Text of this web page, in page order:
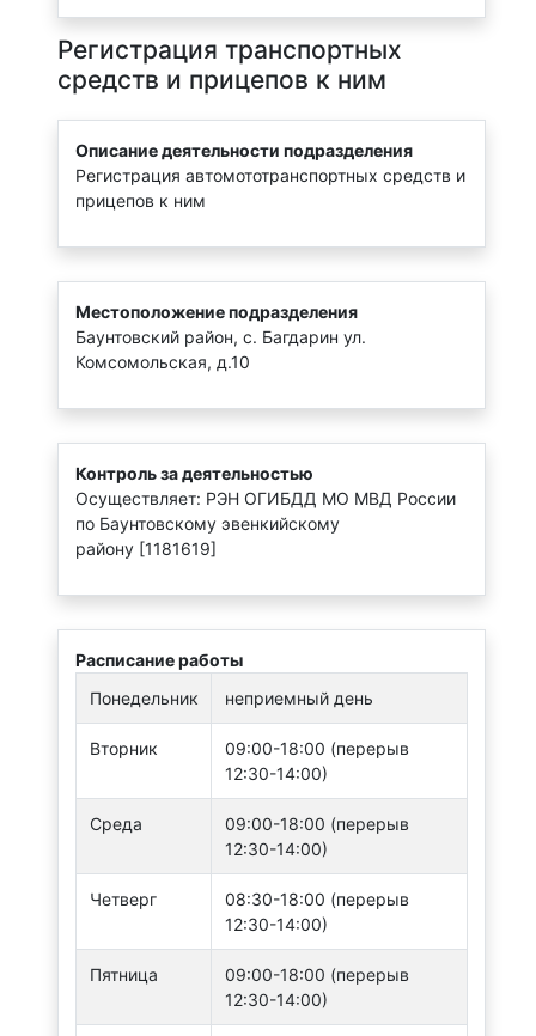
Регистрация транспортных
средств и прицепов к ним
Описание деятельности подразделения
Регистрация автомототранспортных средств и
прицепов к ним
Местоположение подразделения
Баунтовский район, с. Багдарин ул.
Комсомольская, д.10
Контроль за деятельностью
Осуществляет: РЭН ОГИБДД МО МВД России
по Баунтовскому эвенкийскому
району [1181619]
Расписание работы
Понедельник
неприемный день
Вторник
09:00-18:00 (перерыв
12:30-14:00)
Среда
09:00-18:00 (перерыв
12:30-14:00)
Четверг
08:30-18:00 (перерыв
12:30-14:00)
Пятница
09:00-18:00 (перерыв
12:30-14:00)